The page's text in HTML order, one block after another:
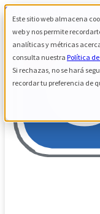
Este sitio web almacena
web y nos permite
analíticas y métricas
consulta nuestra Política
Si rechazas, no se hará
recordar tu preferencia de
Skip to content